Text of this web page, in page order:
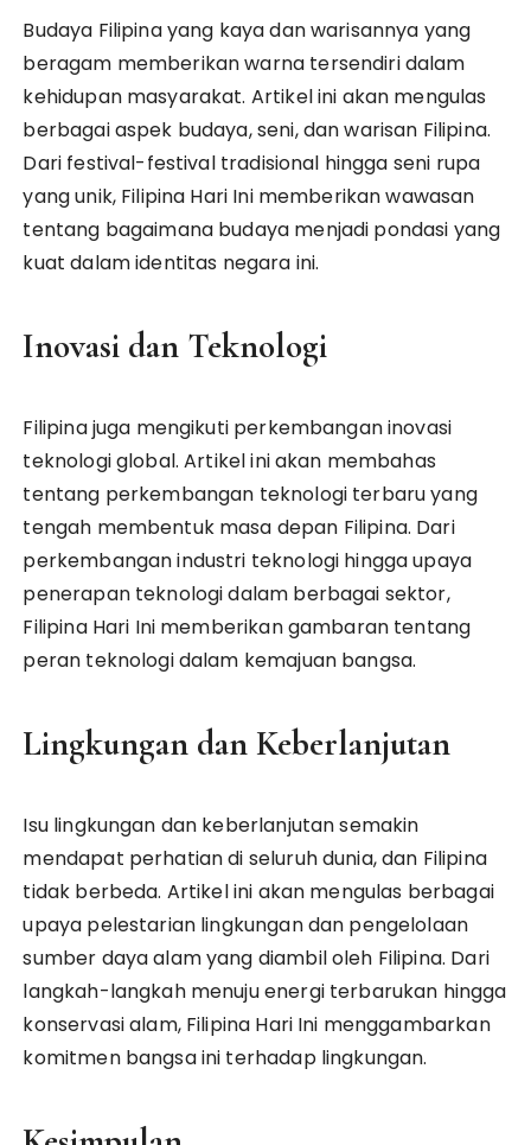
Budaya Filipina yang kaya dan warisannya yang
beragam memberikan warna tersendiri dalam
kehidupan masyarakat. Artikel ini akan mengulas
berbagai aspek budaya, seni, dan warisan Filipina.
Dari festival-festival tradisional hingga seni rupa
yang unik, Filipina Hari Ini memberikan wawasan
tentang bagaimana budaya menjadi pondasi yang
kuat dalam identitas negara ini.
Inovasi dan Teknologi
Filipina juga mengikuti perkembangan inovasi
teknologi global. Artikel ini akan membahas
tentang perkembangan teknologi terbaru yang
tengah membentuk masa depan Filipina. Dari
perkembangan industri teknologi hingga upaya
penerapan teknologi dalam berbagai sektor,
Filipina Hari Ini memberikan gambaran tentang
peran teknologi dalam kemajuan bangsa.
Lingkungan dan Keberlanjutan
Isu lingkungan dan keberlanjutan semakin
mendapat perhatian di seluruh dunia, dan Filipina
tidak berbeda. Artikel ini akan mengulas berbagai
upaya pelestarian lingkungan dan pengelolaan
sumber daya alam yang diambil oleh Filipina. Dari
langkah-langkah menuju energi terbarukan hingga
konservasi alam, Filipina Hari Ini menggambarkan
komitmen bangsa ini terhadap lingkungan.